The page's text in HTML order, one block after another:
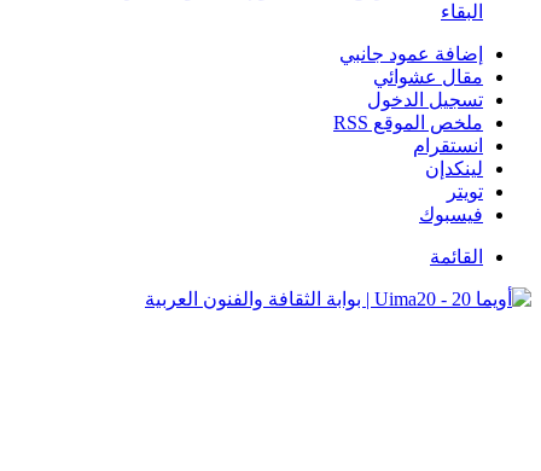
البقاء
إضافة عمود جانبي
مقال عشوائي
تسجيل الدخول
ملخص الموقع RSS
انستقرام
لينكدإن
تويتر
فيسبوك
القائمة